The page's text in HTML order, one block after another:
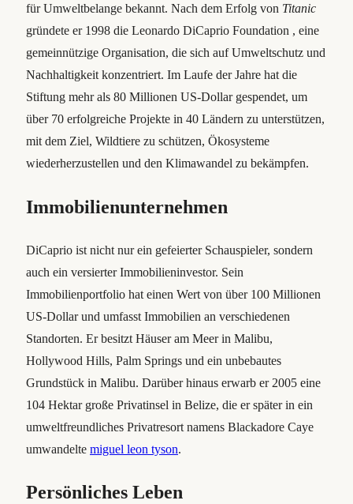
für Umweltbelange bekannt. Nach dem Erfolg von Titanic
gründete er 1998 die Leonardo DiCaprio Foundation , eine
gemeinnützige Organisation, die sich auf Umweltschutz und
Nachhaltigkeit konzentriert. Im Laufe der Jahre hat die
Stiftung mehr als 80 Millionen US-Dollar gespendet, um
über 70 erfolgreiche Projekte in 40 Ländern zu unterstützen,
mit dem Ziel, Wildtiere zu schützen, Ökosysteme
wiederherzustellen und den Klimawandel zu bekämpfen.
Immobilienunternehmen
DiCaprio ist nicht nur ein gefeierter Schauspieler, sondern
auch ein versierter Immobilieninvestor. Sein
Immobilienportfolio hat einen Wert von über 100 Millionen
US-Dollar und umfasst Immobilien an verschiedenen
Standorten. Er besitzt Häuser am Meer in Malibu,
Hollywood Hills, Palm Springs und ein unbebautes
Grundstück in Malibu. Darüber hinaus erwarb er 2005 eine
104 Hektar große Privatinsel in Belize, die er später in ein
umweltfreundliches Privatresort namens Blackadore Caye
umwandelte miguel leon tyson.
Persönliches Leben